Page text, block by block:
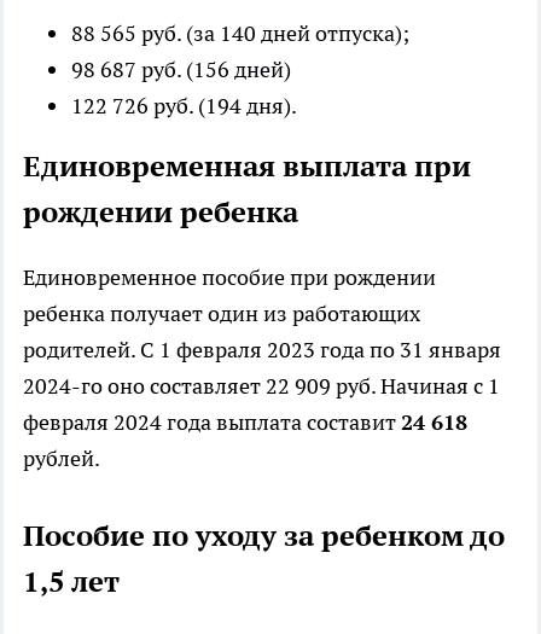
88 565 руб. (за 140 дней отпуска);
98 687 руб. (156 дней)
122 726 руб. (194 дня).
Единовременная выплата при
рождении ребенка
Единовременное пособие при рождении
ребенка получает один из работающих
родителей. С 1 февраля 2023 года по 31 января
2024-го оно составляет 22 909 руб. Начиная с 1
февраля 2024 года выплата составит24 618
рублей.
Пособие по уходу за ребенкомдо
1,5 лет